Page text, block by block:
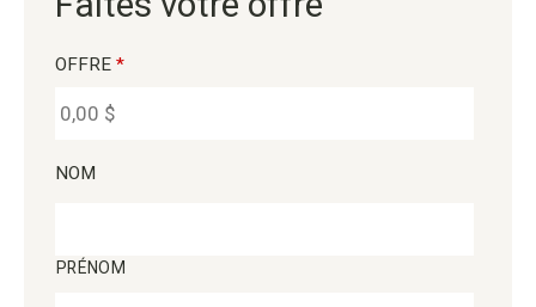
OFFRE *
NOM
PRÉNOM